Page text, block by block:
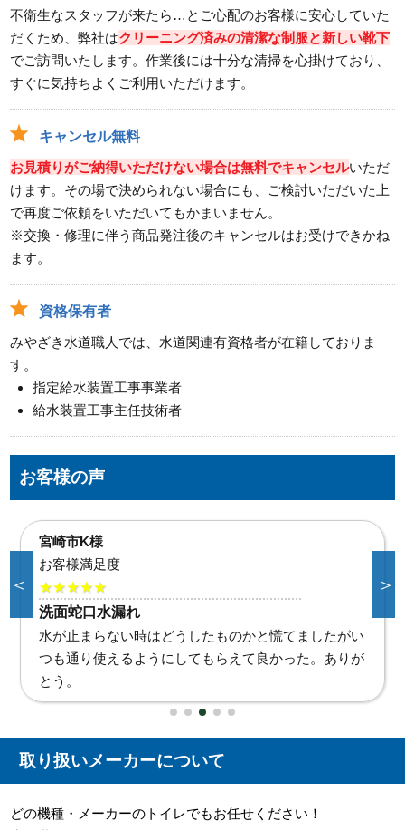
不衛生なスタッフが来たら…とご心配のお客様に安心していた
だくため、弊社はクリーニング済みの清潔な制服と新しい靴下
でご訪問いたします。作業後には十分な清掃を心掛けており、
すぐに気持ちよくご利用いただけます。
キャンセル無料
お見積りがご納得いただけない場合は無料でキャンセルいただ
けます。その場で決められない場合にも、ご検討いただいた上
で再度ご依頼をいただいてもかまいません。
※交換・修理に伴う商品発注後のキャンセルはお受けできかね
ます。
資格保有者
みやざき水道職人では、水道関連有資格者が在籍しておりま
す。
指定給水装置工事事業者
給水装置工事主任技術者
お客様の声
三股町F様
お客様満足度
★★★★★
浴室蛇口水漏れ
メーカーから断られた際は困りましたが水道職人さん
にお願いして良かったです。
＜ ＞
取り扱いメーカーについて
どの機種・メーカーのトイレでもお任せください！